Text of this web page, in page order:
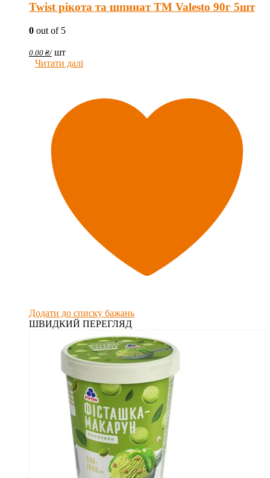
Twist рікота та шпинат TM Valesto 90г 5шт
0 out of 5
0.00 ₴/ шт
Читати далі
Додати до списку бажань
ШВИДКИЙ ПЕРЕГЛЯД